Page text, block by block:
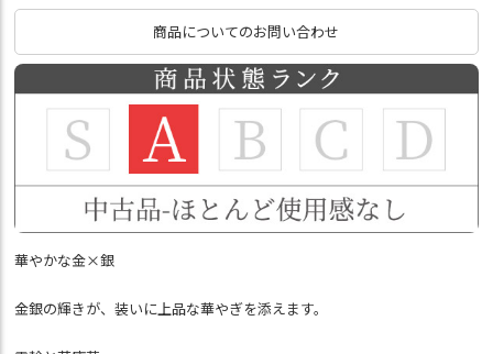
商品についてのお問い合わせ
華やかな金×銀
金銀の輝きが、装いに上品な華やぎを添えます。